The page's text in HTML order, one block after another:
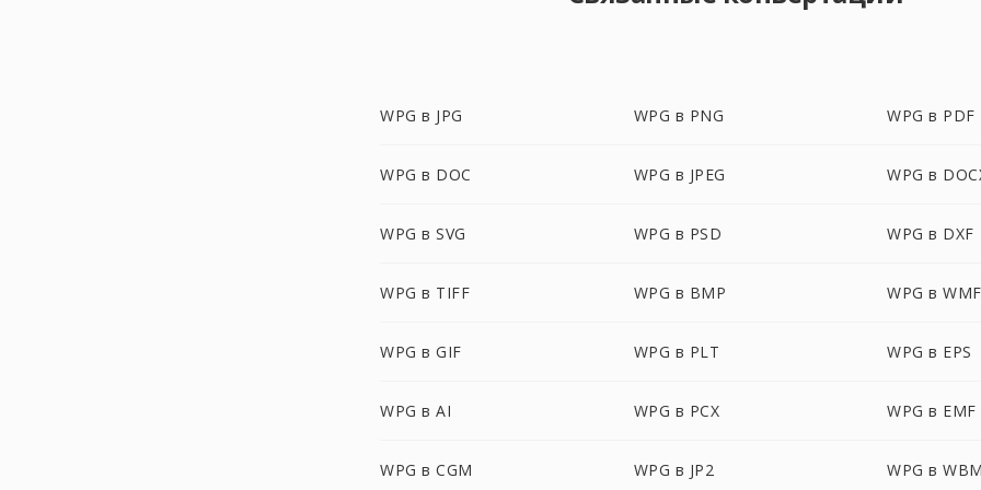
WPG в JPG WPG в PNG WPG в PDF
WPG в DOC WPG в JPEG WPG в
WPG в SVG WPG в PSD WPG в DXF
WPG в TIFF WPG в BMP WPG в WMF
WPG в GIF WPG в PLT WPG в EPS
WPG в AI WPG в PCX WPG в EMF
WPG в CGM WPG в JP2 WPG в